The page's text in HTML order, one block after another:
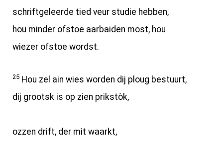
schriftgeleerde tied veur studie hebben,
hou minder ofstoe aarbaiden most, hou
wiezer ofstoe wordst.
25 Hou zel ain wies worden dij ploug bestuurt,
dij grootsk is op zien prikstòk,
ozzen drift, der mit waarkt,